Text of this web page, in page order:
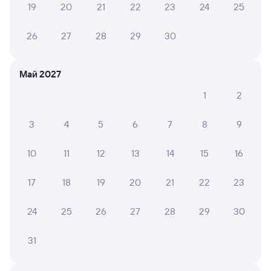
Огромное спасибо персоналу, очень внимательные
10 ЕЛЕНА Р.
Очень хороший 3 вагон. Персонал вежливый. В
19 20 21 22 23 24 25
26 27 28 29 30
Май 2027
1
2
3 4 5 6 7 8 9
10 11 12 13 14 15 16
17 18 19 20 21 22 23
24 25 26 27 28 29 30
31